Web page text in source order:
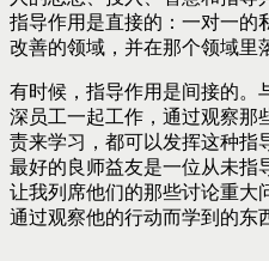
指导作用是直接的：一对一的
改善的领域，并在那个领域里
有时候，指导作用是间接的。
深员工一起工作，通过观察那
责来学习，都可以发挥这种指
最好的良师益友是一位从未指
让我列席他们的那些讨论重大
通过观察他的行动而学到的东